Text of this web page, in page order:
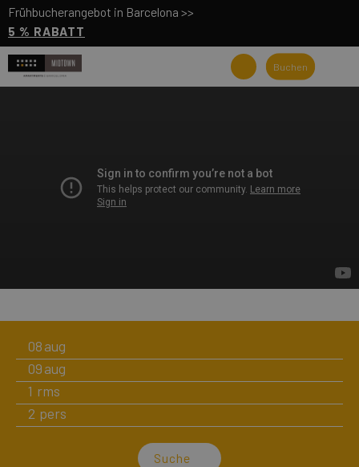
Frühbucherangebot in Barcelona >>
5 % RABATT
Buchen
08aug
09aug
rms
1
pers
2
Suche